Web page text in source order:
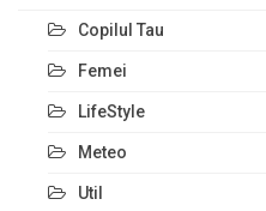
Copilul Tau
Femei
LifeStyle
Meteo
Util